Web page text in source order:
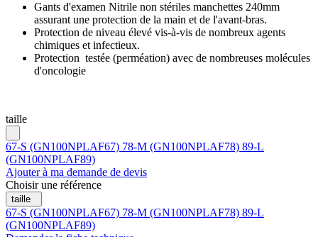
Gants d'examen Nitrile non stériles manchettes 240mm
assurant une protection de la main et de l'avant-bras.
Protection de niveau élevé vis-à-vis de nombreux agents
chimiques et infectieux.
Protection testée (perméation) avec de nombreuses molécules
d'oncologie
taille
67-S (GN100NPLAF67) 78-M (GN100NPLAF78) 89-L
(GN100NPLAF89)
Ajouter à ma demande de devis
Choisir une référence
taille
67-S (GN100NPLAF67) 78-M (GN100NPLAF78) 89-L
(GN100NPLAF89)